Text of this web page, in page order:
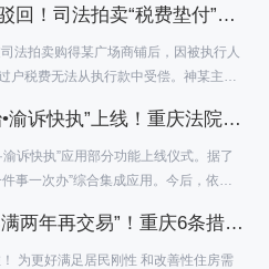
议？最高法院一锤定音：司法拍卖公告中的税费垫付条款具有强制约束力！
法拍卖购得某广场商铺后，因被执行人
户税费无法从执行款中受偿。神某主张
卖公告中"垫付
是否有效？ 买受人能否突破合同约定
款是否违反公平原则？
院率先建成全国首个数字执行“一件事一次办”综合集成应用
诉快执”应用部分功能上线仪式。据了
事一次办”综合集成应用。今后，依托
被执行人信息查证，涉执财产集约网络取消“现房须网签备案满两年再交易”！重庆6条措施支持刚性和改善性购房需求